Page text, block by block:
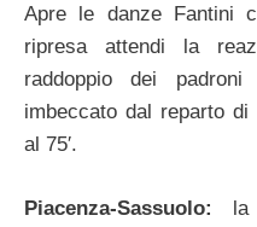
Apre le danze Fantini
ripresa attendi la
raddoppio dei
imbeccato dal reparto
al 75′.
Piacenza-Sassuolo: